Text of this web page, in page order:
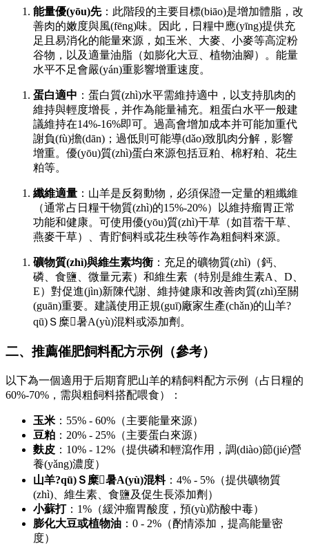
能量優(yōu)先：此階段的主要目標(biāo)是增加體脂，改
善肉的嫩度與風(fēng)味。因此，日糧中應(yīng)提供充
足且易消化的能量來源，如玉米、大麥、小麥等高淀粉
谷物，以及適量油脂（如膨化大豆、植物油腳）。能量
水平不足會嚴(yán)重影響增重速度。
蛋白適中 ：蛋白質(zhì)水平需維持適中，以支持肌肉的
維持與輕度增長，并作為能量補充。粗蛋白水平一般建
議維持在14%-16%即可。過高會增加成本并可能加重代
謝負(fù)擔(dān)；過低則可能導(dǎo)致肌肉分解，影響
增重。優(yōu)質(zhì)蛋白來源包括豆粕、棉籽粕、花生
粕等。
纖維適量 ：山羊是反芻動物，必須保證一定量的粗纖維
（通常占日糧干物質(zhì)的15%-20%）以維持瘤胃正常
功能和健康。可使用優(yōu)質(zhì)干草（如苜蓿干草、
燕麥干草）、青貯飼料或花生秧等作為粗飼料來源。
礦物質(zhì)與維生素均衡 ：充足的礦物質(zhì)（鈣、
磷、食鹽、微量元素）和維生素（特別是維生素A、D、
E）對促進(jìn)新陳代謝、維持健康和改善肉質(zhì)至關
(guān)重要。建議使用正規(guī)廠家生產(chǎn)的山羊?
qū)Ｓ糜暑A(yù)混料或添加劑。
二、推薦催肥飼料配方示例（參考）
以下為一個適用于后期育肥山羊的精飼料配方示例（占日糧的
60%-70%，需與粗飼料搭配喂食）：
玉米 ：55% - 60%（主要能量來源）
豆粕 ：20% - 25%（主要蛋白來源）
麩皮 ：10% - 12%（提供磷和輕瀉作用，調(diào)節(jié)營
養(yǎng)濃度）
山羊?qū)Ｓ糜暑A(yù)混料：4% - 5%（提供礦物質
(zhì)、維生素、食鹽及促生長添加劑）
小蘇打：1%（緩沖瘤胃酸度，預(yù)防酸中毒）
膨化大豆或植物油 ：0 - 2%（酌情添加，提高能量密
度）